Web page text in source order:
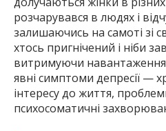
розчарувався в людях і
залишаючись на самоті зі
хтось пригнічений і ніби
витримуючи
явні симптоми депресії —
інтересу до життя,
психосоматичні